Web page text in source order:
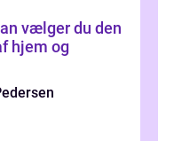
hjem og